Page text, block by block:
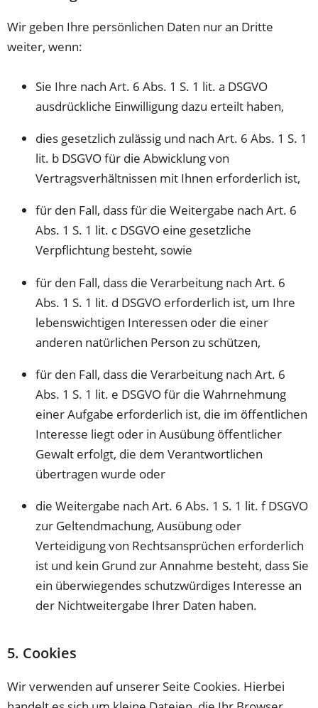
Wir geben Ihre persönlichen Daten nur an Dritte
weiter, wenn:
Sie Ihre nach Art. 6 Abs. 1 S. 1 lit. a DSGVO
ausdrückliche Einwilligung dazu erteilt haben,
dies gesetzlich zulässig und nach Art. 6 Abs. 1 S. 1
lit. b DSGVO für die Abwicklung von
Vertragsverhältnissen mit Ihnen erforderlich ist,
für den Fall, dass für die Weitergabe nach Art. 6
Abs. 1 S. 1 lit. c DSGVO eine gesetzliche
Verpflichtung besteht, sowie
für den Fall, dass die Verarbeitung nach Art. 6
Abs. 1 S. 1 lit. d DSGVO erforderlich ist, um Ihre
lebenswichtigen Interessen oder die einer
anderen natürlichen Person zu schützen,
für den Fall, dass die Verarbeitung nach Art. 6
Abs. 1 S. 1 lit. e DSGVO für die Wahrnehmung
einer Aufgabe erforderlich ist, die im öffentlichen
Interesse liegt oder in Ausübung öffentlicher
Gewalt erfolgt, die dem Verantwortlichen
übertragen wurde oder
die Weitergabe nach Art. 6 Abs. 1 S. 1 lit. f DSGVO
zur Geltendmachung, Ausübung oder
Verteidigung von Rechtsansprüchen erforderlich
ist und kein Grund zur Annahme besteht, dass Sie
ein überwiegendes schutzwürdiges Interesse an
der Nichtweitergabe Ihrer Daten haben.
5. Cookies
Wir verwenden auf unserer Seite Cookies. Hierbei